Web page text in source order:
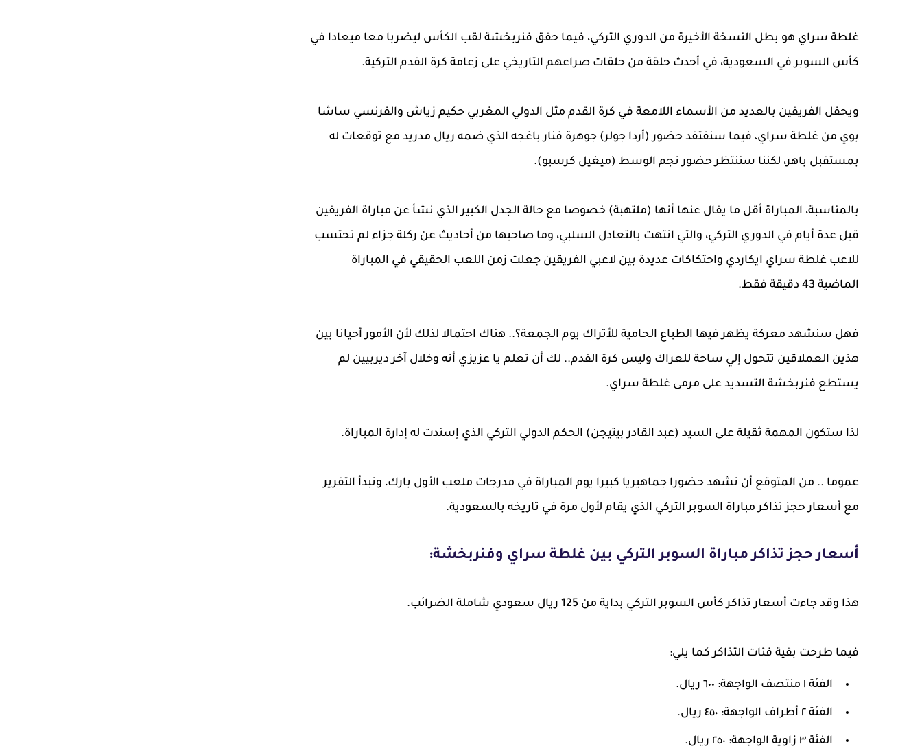
غلطة سراي هو بطل النسخة الأخيرة من الدوري التركي، فيما حقق فنربخشة لقب الكأس ليضربا معا ميعادا في
كأس السوبر في السعودية، في أحدث حلقة من حلقات صراعهم التاريخي على زعامة كرة القدم التركية.
ويحفل الفريقين بالعديد من الأسماء اللامعة في كرة القدم مثل الدولي المغربي حكيم زياش والفرنسي ساشا
بوي من غلطة سراي، فيما سنفتقد حضور (أردا جولر) جوهرة فنار باغجه الذي ضمه ريال مدريد مع توقعات له
بمستقبل باهر، لكننا سننتظر حضور نجم الوسط (ميغيل كرسبو).
بالمناسبة، المباراة أقل ما يقال عنها أنها (ملتهبة) خصوصا مع حالة الجدل الكبير الذي نشأ عن مباراة الفريقين
قبل عدة أيام في الدوري التركي، والتي انتهت بالتعادل السلبي، وما صاحبها من أحاديث عن ركلة جزاء لم تحتسب
للاعب غلطة سراي ايكاردي واحتكاكات عديدة بين لاعبي الفريقين جعلت زمن اللعب الحقيقي في المباراة
الماضية 43 دقيقة فقط.
فهل سنشهد معركة يظهر فيها الطباع الحامية للأتراك يوم الجمعة؟.. هناك احتمالا لذلك لأن الأمور أحيانا بين
هذين العملاقين تتحول إلي ساحة للعراك وليس كرة القدم.. لك أن تعلم يا عزيزي أنه وخلال آخر ديربيين لم
يستطع فنربخشة التسديد على مرمى غلطة سراي.
لذا ستكون المهمة ثقيلة على السيد (عبد القادر بيتيجن) الحكم الدولي التركي الذي إسندت له إدارة المباراة.
عموما .. من المتوقع أن نشهد حضورا جماهيريا كبيرا يوم المباراة في مدرجات ملعب الأول بارك، ونبدأ التقرير
مع أسعار حجز تذاكر مباراة السوبر التركي الذي يقام لأول مرة في تاريخه بالسعودية.
أسعار حجز تذاكر مباراة السوبر التركي بين غلطة سراي وفنربخشة:
هذا وقد جاءت أسعار تذاكر كأس السوبر التركي بداية من 125 ريال سعودي شاملة الضرائب.
فيما طرحت بقية فئات التذاكر كما يلي:
الفئة ١ منتصف الواجهة: ٦٠٠ ريال.
الفئة ٢ أطراف الواجهة: ٤٥٠ ريال.
الفئة ٣ زاوية الواجهة: ٢٥٠ ريال.